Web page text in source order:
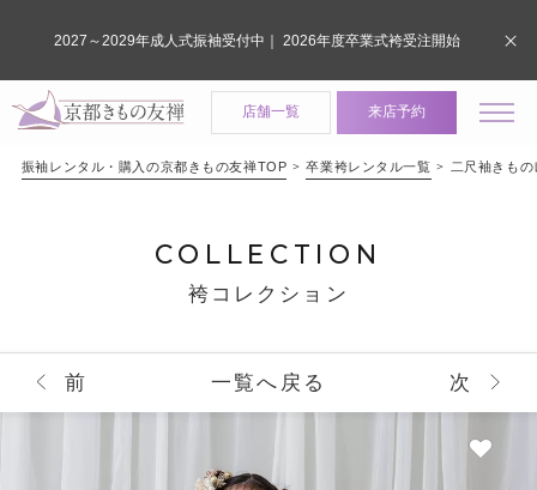
店舗一覧 来店予約
振袖レンタル・購入の京都きもの友禅TOP 卒業袴レンタル一覧 二尺袖きも
COLLECTION
袴コレクション
前 一覧へ戻る 次
2027～2029年成人式振袖受付中｜ 2026年度卒業式袴受注開始